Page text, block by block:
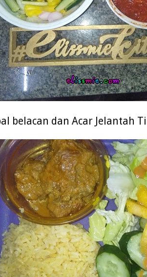
belacan dan Acar Jelantah